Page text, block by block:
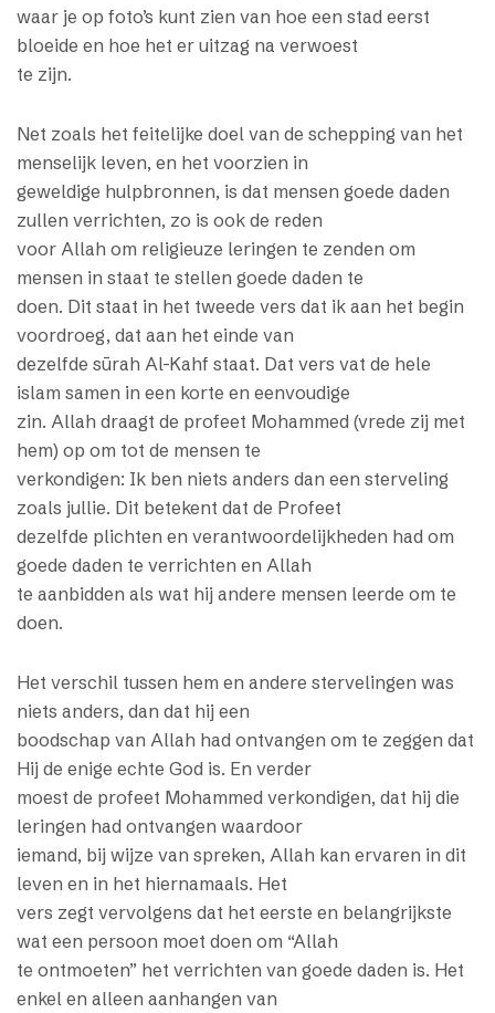
waar je op foto’s kunt zien van hoe een stad eerst
bloeide en hoe het er uitzag na verwoest
te zijn.
Net zoals het feitelijke doel van de schepping van het
menselijk leven, en het voorzien in
geweldige hulpbronnen, is dat mensen goede daden
zullen verrichten, zo is ook de reden
voor Allah om religieuze leringen te zenden om
mensen in staat te stellen goede daden te
doen. Dit staat in het tweede vers dat ik aan het begin
voordroeg, dat aan het einde van
dezelfde sūrah Al-Kahf staat. Dat vers vat de hele
islam samen in een korte en eenvoudige
zin. Allah draagt de profeet Mohammed (vrede zij met
hem) op om tot de mensen te
verkondigen: Ik ben niets anders dan een sterveling
zoals jullie. Dit betekent dat de Profeet
dezelfde plichten en verantwoordelijkheden had om
goede daden te verrichten en Allah
te aanbidden als wat hij andere mensen leerde om te
doen.
Het verschil tussen hem en andere stervelingen was
niets anders, dan dat hij een
boodschap van Allah had ontvangen om te zeggen dat
Hij de enige echte God is. En verder
moest de profeet Mohammed verkondigen, dat hij die
leringen had ontvangen waardoor
iemand, bij wijze van spreken, Allah kan ervaren in dit
leven en in het hiernamaals. Het
vers zegt vervolgens dat het eerste en belangrijkste
wat een persoon moet doen om “Allah
te ontmoeten” het verrichten van goede daden is. Het
enkel en alleen aanhangen van